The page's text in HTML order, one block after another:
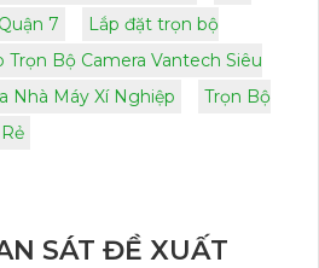
7
Lắp đặt trọn bộ
Trọn Bộ Camera Vantech Siêu
Nhà Máy Xí Nghiệp
Trọn Bộ
SÁT ĐỀ XUẤT